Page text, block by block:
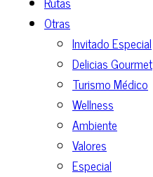
Otras
Invitado Especial
Delicias Gourmet
Turismo Médico
Wellness
Ambiente
Valores
Especial